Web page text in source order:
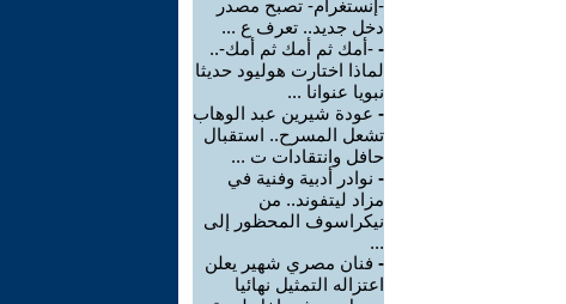
-إنستغرام- تصبح مصدر
دخل جديد.. تعرف ع ...
- -أمك ثم أمك ثم أمك-..
لماذا اختارت هوليود حديثا
نبويا عنوانا ...
- عودة شيرين عبد الوهاب
تشعل المسرح.. استقبال
حافل وانتقادات ت ...
- نوادر أدبية وفنية في
مزاد ليتفوند.. من
نيكراسوف المحظور إلى
...
- فنان مصري شهير يعلن
اعتزاله التمثيل نهائيا